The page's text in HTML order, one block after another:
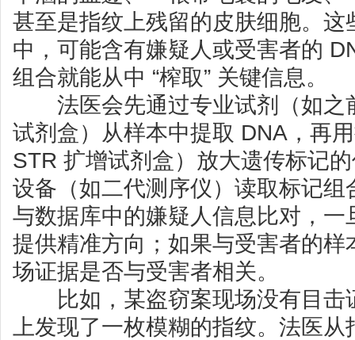
甚至是指纹上残留的皮肤细胞。这
中，可能含有嫌疑人或受害者的
组合就能从中 “榨取” 关键信息。
法医会先通过专业试剂（如之
试剂盒）从样本中提取 DNA，再
STR 扩增试剂盒）放大遗传标记
设备（如二代测序仪）读取标记组
与数据库中的嫌疑人信息比对，一
提供精准方向；如果与受害者的样
场证据是否与受害者相关。
比如，某盗窃案现场没有目击
上发现了一枚模糊的指纹。法医